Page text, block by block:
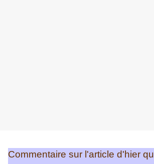
Commentaire sur l'article d'hier